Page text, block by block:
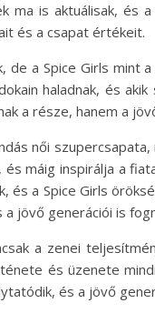
ma is aktuálisak, és
és a csapat értékeit.
de a Spice Girls mint
haladnak, és
a része, hanem a
női
máig inspirálja a
és a Spice Girls
jövő generációi is
a zenei
és üzenete
és a jövő